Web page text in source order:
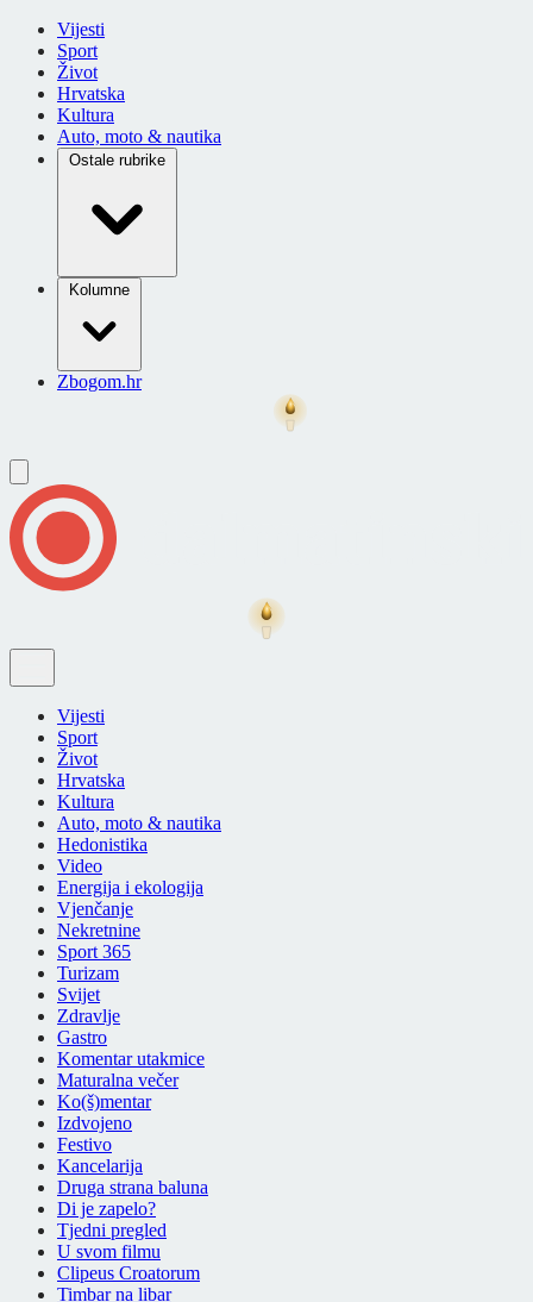
Vijesti
Sport
Život
Hrvatska
Kultura
Auto, moto & nautika
Ostale rubrike
Kolumne
Zbogom.hr
Vijesti
Sport
Život
Hrvatska
Kultura
Auto, moto & nautika
Hedonistika
Video
Energija i ekologija
Vjenčanje
Nekretnine
Sport 365
Turizam
Svijet
Zdravlje
Gastro
Komentar utakmice
Maturalna večer
Ko(š)mentar
Izdvojeno
Festivo
Kancelarija
Druga strana baluna
Di je zapelo?
Tjedni pregled
U svom filmu
Clipeus Croatorum
Timbar na libar